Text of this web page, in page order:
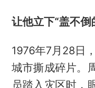
让他立下“盖不倒
1976年7月28日
城市撕成碎片。
员踏入灾区时，